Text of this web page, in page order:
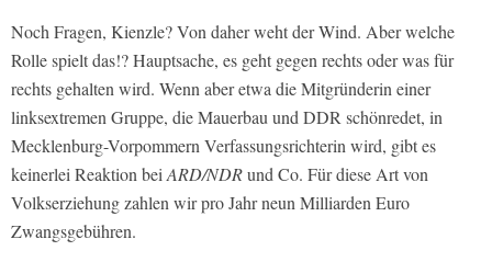
Noch Fragen, Kienzle? Von daher weht der Wind. Aber welche
Rolle spielt das!? Hauptsache, es geht gegen rechts oder was für
rechts gehalten wird. Wenn aber etwa die Mitgründerin einer
linksextremen Gruppe, die Mauerbau und DDR schönredet, in
Mecklenburg-Vorpommern Verfassungsrichterin wird, gibt es
keinerlei Reaktion bei ARD/NDRund Co. Für diese Art von
Volkserziehung zahlen wir pro Jahr neun Milliarden Euro
Zwangsgebühren.